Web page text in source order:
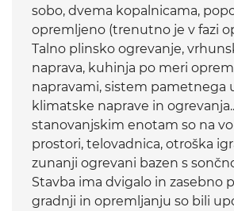
sobo, dvema kopalnicama,
opremljeno (trenutno je v fazi
Talno plinsko ogrevanje,
naprava, kuhinja po meri
napravami, sistem pametnega
klimatske naprave in
stanovanjskim enotam so na
prostori, telovadnica, otroška
zunanji ogrevani bazen s
Stavba ima dvigalo in zasebno
gradnji in opremljanju so bili